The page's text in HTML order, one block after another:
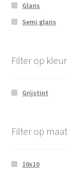
Glans
Semi glans
Filter op kleur
Grijstint
Filter op maat
10x10